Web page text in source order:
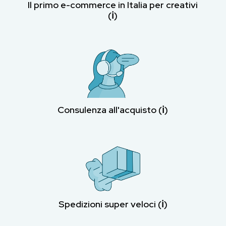
Il primo e-commerce in Italia per creativi
(ℹ︎)
Consulenza all'acquisto (ℹ︎)
Spedizioni super veloci (ℹ︎)